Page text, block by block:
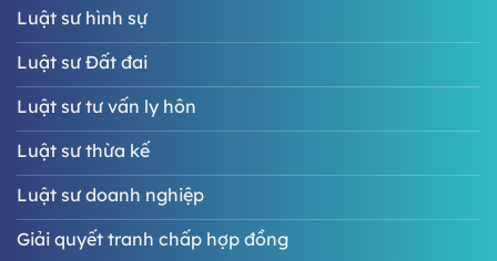
Luật sư hình sự
Luật sư Đất đai
Luật sư tư vấn ly hôn
Luật sư thừa kế
Luật sư doanh nghiệp
Giải quyết tranh chấp hợp đồng